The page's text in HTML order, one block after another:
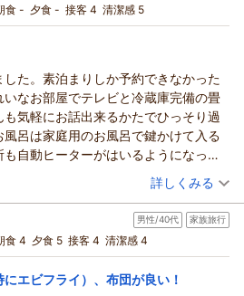
人一人あたり/税込)
食 - 夕食 - 接客 4 清潔感 5
た。素泊まりしか予約できなかった
なお部屋でテレビと冷蔵庫完備の畳
気軽にお話出来るかたでひっそり過
呂は家庭用のお風呂で鍵かけて入る
自動ヒーターがはいるようになって
熱くて温泉みたいでした。トイレも男
つあり数人の宿泊客があっても大丈夫
人で津和野散策であればとても良いと
ありご飯も美味しいとありました。今
付きでお伺いしたいと思います。あ
（投稿日：2026/01/12）
人旅)
予約応援プラン※当日21時まで予約可
人一人あたり/税込)
詳しくみる
男性/40代 家族旅行
食 4 夕食 5 接客 4 清潔感 4
エビフライ）、布団が良い！